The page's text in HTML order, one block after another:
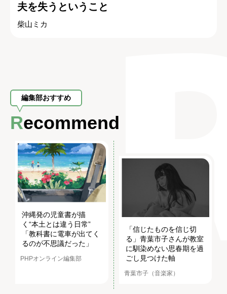
夫を失うということ
柴山ミカ
編集部おすすめ
Recommend
沖縄発の児童書が描
く“本土とは違う日常”
「教科書に電車が出てく
るのが不思議だった」
PHPオンライン編集部
「信じたものを信じ切
る」青葉市子さんが教室
に馴染めない思春期を過
ごし見つけた軸
青葉市子（音楽家）